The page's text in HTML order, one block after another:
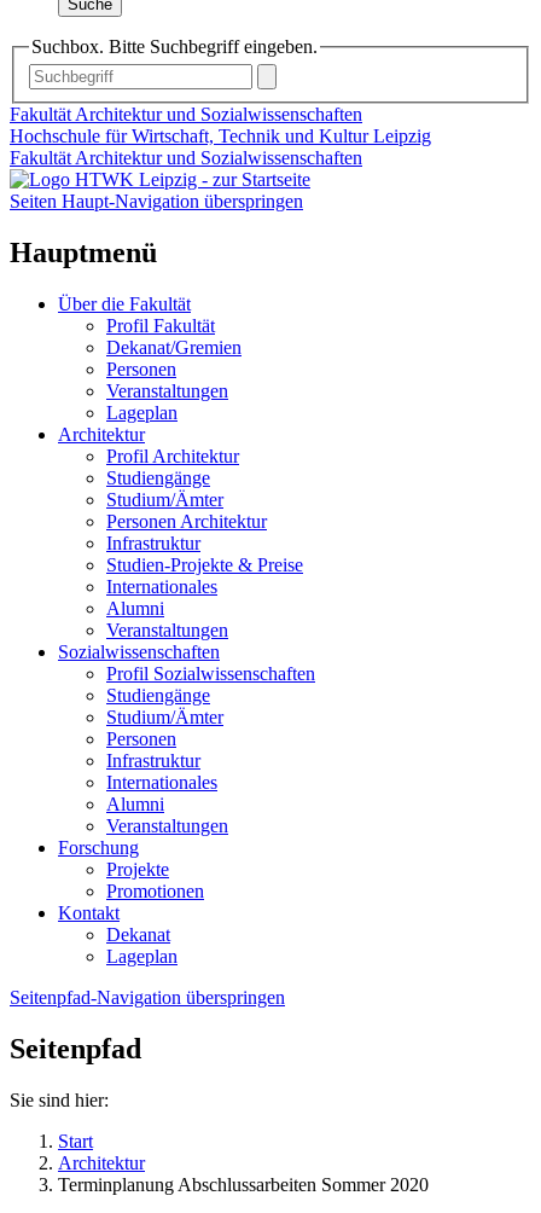
Suche
Suchbox. Bitte Suchbegriff eingeben.
Fakultät Architektur und Sozialwissenschaften
Hochschule für Wirtschaft, Technik und Kultur Leipzig
Fakultät Architektur und Sozialwissenschaften
Seiten Haupt-Navigation überspringen
Hauptmenü
Über die Fakultät
Profil Fakultät
Dekanat/Gremien
Personen
Veranstaltungen
Lageplan
Architektur
Profil Architektur
Studiengänge
Studium/Ämter
Personen Architektur
Infrastruktur
Studien-Projekte & Preise
Internationales
Alumni
Veranstaltungen
Sozialwissenschaften
Profil Sozialwissenschaften
Studiengänge
Studium/Ämter
Personen
Infrastruktur
Internationales
Alumni
Veranstaltungen
Forschung
Projekte
Promotionen
Kontakt
Dekanat
Lageplan
Seitenpfad-Navigation überspringen
Seitenpfad
Sie sind hier:
Start
Architektur
Terminplanung Abschlussarbeiten Sommer 2020